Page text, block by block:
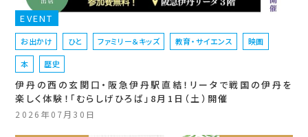
EVENT
お出かけ ひと ファミリー＆キッズ 教育・サイエンス 映画
本 歴史
伊丹の西の玄関口・阪急伊丹駅直結！リータで戦国の伊丹を
楽しく体験！「むらしげひろば」8月1日（土）開催
2026年07月30日